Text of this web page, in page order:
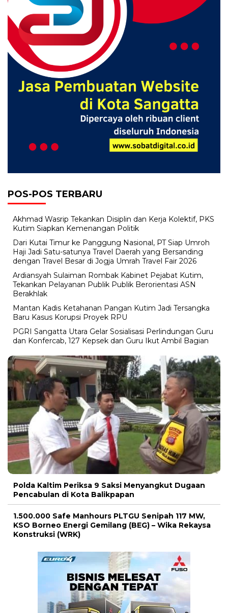
POS-POS TERBARU
Akhmad Wasrip Tekankan Disiplin dan Kerja Kolektif, PKS
Kutim Siapkan Kemenangan Politik
Dari Kutai Timur ke Panggung Nasional, PT Siap Umroh
Haji Jadi Satu-satunya Travel Daerah yang Bersanding
dengan Travel Besar di Jogja Umrah Travel Fair 2026
Ardiansyah Sulaiman Rombak Kabinet Pejabat Kutim,
Tekankan Pelayanan Publik Publik Berorientasi ASN
Berakhlak
Mantan Kadis Ketahanan Pangan Kutim Jadi Tersangka
Baru Kasus Korupsi Proyek RPU
PGRI Sangatta Utara Gelar Sosialisasi Perlindungan Guru
dan Konfercab, 127 Kepsek dan Guru Ikut Ambil Bagian
Polda Kaltim Periksa 9 Saksi Menyangkut Dugaan
Pencabulan di Kota Balikpapan
1.500.000 Safe Manhours PLTGU Senipah 117 MW,
KSO Borneo Energi Gemilang (BEG) – Wika Rekaysa
Konstruksi (WRK)